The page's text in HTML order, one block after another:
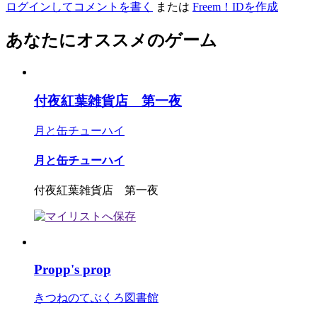
ログインしてコメントを書く または Freem！IDを作成
あなたにオススメのゲーム
付夜紅葉雑貨店 第一夜
月と缶チューハイ
月と缶チューハイ
付夜紅葉雑貨店 第一夜
Propp's prop
きつねのてぶくろ図書館